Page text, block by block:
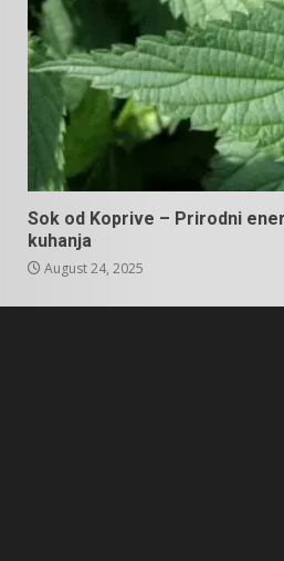
Sok od Koprive – Prirodni
kuhanja
August 24, 2025